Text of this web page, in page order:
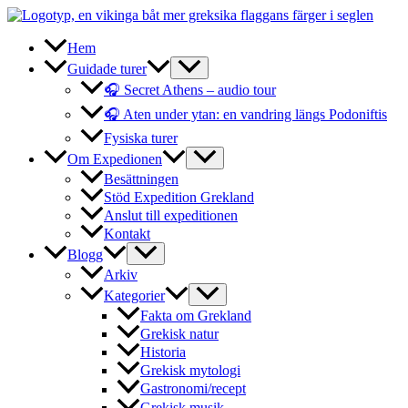
Hoppa
innehåll
Hem
Guidade turer
🎧 Secret Athens – audio tour
🎧 Aten under ytan: en vandring längs Podoniftis
Fysiska turer
Om Expedionen
Besättningen
Stöd Expedition Grekland
Anslut till expeditionen
Kontakt
Blogg
Arkiv
Kategorier
Fakta om Grekland
Grekisk natur
Historia
Grekisk mytologi
Gastronomi/recept